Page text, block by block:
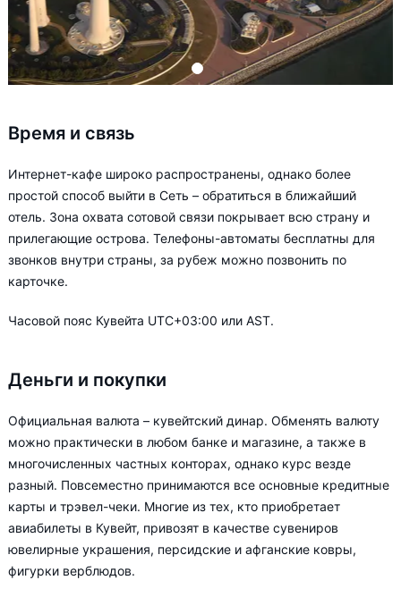
Время и связь
Интернет-кафе широко распространены, однако более
простой способ выйти в Сеть – обратиться в ближайший
отель. Зона охвата сотовой связи покрывает всю страну и
прилегающие острова. Телефоны-автоматы бесплатны для
звонков внутри страны, за рубеж можно позвонить по
карточке.
Часовой пояс Кувейта UTC+03:00 или AST.
Деньги и покупки
Официальная валюта – кувейтский динар. Обменять валюту
можно практически в любом банке и магазине, а также в
многочисленных частных конторах, однако курс везде
разный. Повсеместно принимаются все основные кредитные
карты и трэвел-чеки. Многие из тех, кто приобретает
авиабилеты в Кувейт, привозят в качестве сувениров
ювелирные украшения, персидские и афганские ковры,
фигурки верблюдов.